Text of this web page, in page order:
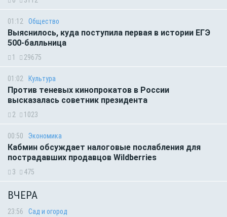
01:12 Общество
Выяснилось, куда поступила первая в истории ЕГЭ
500-балльница
1 29675
01:02 Культура
Против теневых кинопрокатов в России
высказалась советник президента
2 1023
00:50 Экономика
Кабмин обсуждает налоговые послабления для
пострадавших продавцов Wildberries
3 475
ВЧЕРА
23:56 Сад и огород